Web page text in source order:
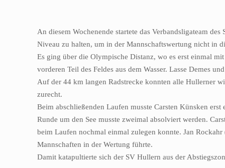
An diesem Wochenende startete das Verbandsligateam
Niveau zu halten, um in der Mannschaftswertung nicht in
Es ging über die Olympische Distanz, wo es erst einmal
vorderen Teil des Feldes aus dem Wasser. Lasse Demes
Auf der 44 km langen Radstrecke konnten alle Hullerner
zurecht.
Beim abschließenden Laufen musste Carsten Künsken
Runde um den See musste zweimal absolviert werden.
beim Laufen nochmal einmal zulegen konnte. Jan
Mannschaften in der Wertung führte.
Damit katapultierte sich der SV Hullern aus der